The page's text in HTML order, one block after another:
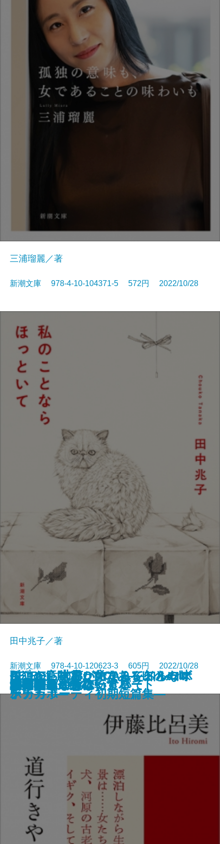
罪の轍
名人
闇の奥
六畳間ミステリーアパート
さよならの言い方なんて知らな
い。7
幽世の薬剤師2
殺人者
銀花の蔵
孤独の意味も、女であることの味
わいも
三浦瑠麗／著
新潮文庫 978-4-10-104371-5 572円 2022/10/28
私のことならほっといて
田中兆子／著
新潮文庫 978-4-10-120623-3 605円 2022/10/28
道行きや
ポロック生命体
清く貧しく美しく
アガワ家の危ない食卓
自転しながら公転する
ここから世界が始まる―トルーマ
ン・カポーティ初期短篇集―
56日間
RE:BEL ROBOTICA―レベルロボ
チカ―
RE:BEL ROBOTICA 0―レベルロ
ボチカ 0―
女副署長 祭礼